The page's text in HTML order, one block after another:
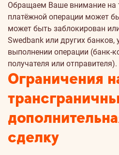
Обращаем Ваше внимание на
платёжной операции может
может быть заблокирован
Swedbank или других
выполнении операции (банк-
получателя или отправителя).
Ограничения
сделку